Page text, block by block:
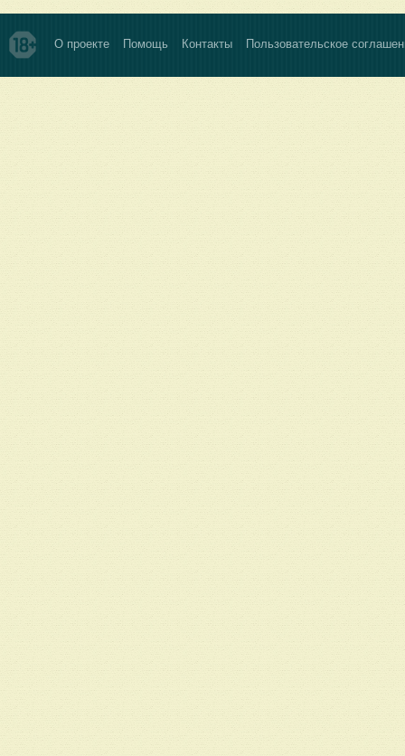
О проекте Помощь Контакты Пользовательское